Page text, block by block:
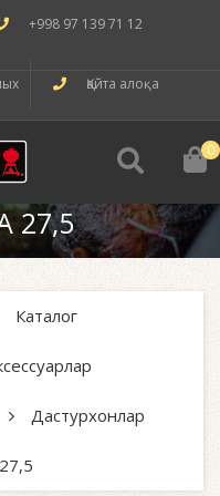
+998 97 139 71 12
Қайта алоқа
0
27,5
Каталог
Дастурхонлар